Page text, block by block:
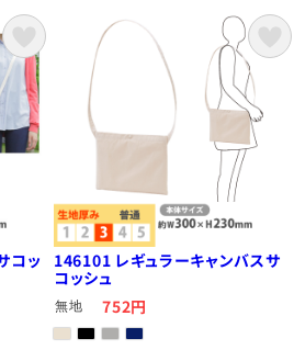
コッ
146101 レギュラーキャンバスサ
コッシュ
無地 752円